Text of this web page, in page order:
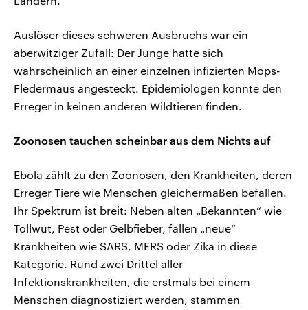
Auslöser dieses schweren Ausbruchs war ein
aberwitziger Zufall: Der Junge hatte sich
wahrscheinlich an einer einzelnen infizierten Mops-
Fledermaus angesteckt. Epidemiologen konnte den
Erreger in keinen anderen Wildtieren finden.
Zoonosen tauchen scheinbar aus dem Nichts auf
Ebola zählt zu den Zoonosen, den Krankheiten, deren
Erreger Tiere wie Menschen gleichermaßen befallen.
Ihr Spektrum ist breit: Neben alten „Bekannten“ wie
Tollwut, Pest oder Gelbfieber, fallen „neue“
Krankheiten wie SARS, MERS oder Zika in diese
Kategorie. Rund zwei Drittel aller
Infektionskrankheiten, die erstmals bei einem
Menschen diagnostiziert werden, stammen